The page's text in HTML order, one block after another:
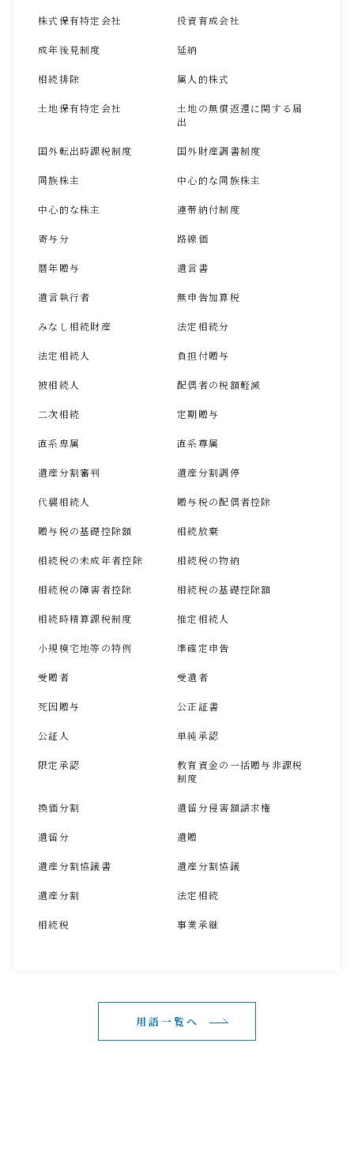
株式保有特定会社 投資育成会社
成年後見制度 延納
相続排除 属人的株式
土地保有特定会社
土地の無償返還に関する届
出
国外転出時課税制度 国外財産調書制度
同族株主 中心的な同族株主
中心的な株主 連帯納付制度
寄与分 路線価
暦年贈与 遺言書
遺言執行者 無申告加算税
みなし相続財産 法定相続分
法定相続人 負担付贈与
被相続人 配偶者の税額軽減
二次相続 定期贈与
直系卑属 直系尊属
遺産分割審判 遺産分割調停
代襲相続人 贈与税の配偶者控除
贈与税の基礎控除額 相続放棄
相続税の未成年者控除 相続税の物納
相続税の障害者控除 相続税の基礎控除額
相続時精算課税制度 推定相続人
小規模宅地等の特例 準確定申告
受贈者 受遺者
死因贈与 公正証書
公証人 単純承認
限定承認
教育資金の一括贈与非課税
制度
換価分割 遺留分侵害額請求権
遺留分 遺贈
遺産分割協議書 遺産分割協議
遺産分割 法定相続
相続税 事業承継
用語一覧へ